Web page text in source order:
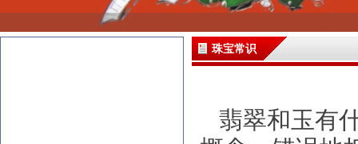
珠宝常识
翡翠和玉有